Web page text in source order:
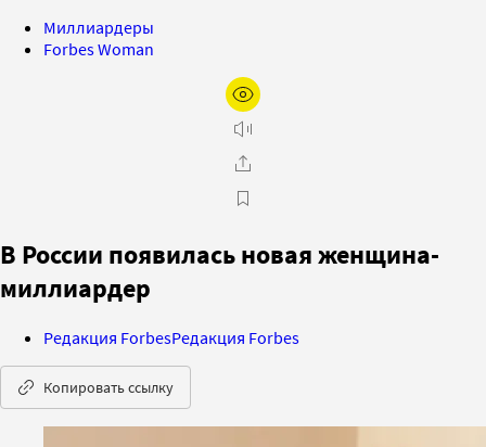
Миллиардеры
Forbes Woman
В России появилась новая женщина-
миллиардер
Редакция ForbesРедакция Forbes
Копировать ссылку